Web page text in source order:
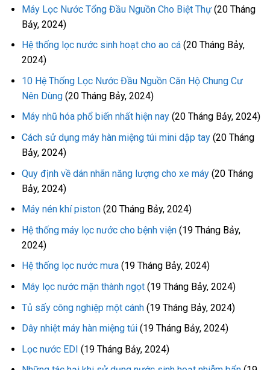
Máy Lọc Nước Tổng Đầu Nguồn Cho Biệt Thự (20 Tháng
Bảy, 2024)
Hệ thống lọc nước sinh hoạt cho ao cá (20 Tháng Bảy,
2024)
10 Hệ Thống Lọc Nước Đầu Nguồn Căn Hộ Chung Cư
Nên Dùng (20 Tháng Bảy, 2024)
Máy nhũ hóa phổ biến nhất hiện nay (20 Tháng Bảy, 2024)
Cách sử dụng máy hàn miệng túi mini dập tay (20 Tháng
Bảy, 2024)
Quy định về dán nhãn năng lượng cho xe máy (20 Tháng
Bảy, 2024)
Máy nén khí piston (20 Tháng Bảy, 2024)
Hệ thống máy lọc nước cho bệnh viện (19 Tháng Bảy,
2024)
Hệ thống lọc nước mưa (19 Tháng Bảy, 2024)
Máy lọc nước mặn thành ngọt (19 Tháng Bảy, 2024)
Tủ sấy công nghiệp một cánh (19 Tháng Bảy, 2024)
Dây nhiệt máy hàn miệng túi (19 Tháng Bảy, 2024)
Lọc nước EDI (19 Tháng Bảy, 2024)